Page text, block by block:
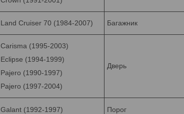
Land Cruiser 70 (1984-2007) Багажник
Carisma (1995-2003)
Eclipse (1994-1999)
Pajero (1990-1997)
Pajero (1997-2004)
Дверь
Galant (1992-1997) Порог